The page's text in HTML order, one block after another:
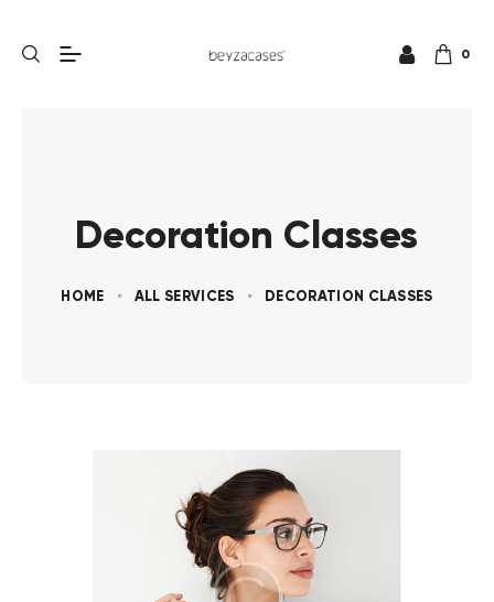
0
Decoration Classes
HOME ALL SERVICES DECORATION CLASSES